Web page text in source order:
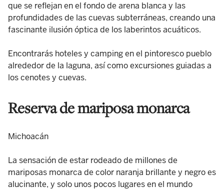
que se reflejan en el fondo de arena blanca y las
profundidades de las cuevas subterráneas, creando una
fascinante ilusión óptica de los laberintos acuáticos.
Encontrarás hoteles y camping en el pintoresco pueblo
alrededor de la laguna, así como excursiones guiadas a
los cenotes y cuevas.
Reserva de mariposa monarca
Michoacán
La sensación de estar rodeado de millones de
mariposas monarca de color naranja brillante y negro es
alucinante, y solo unos pocos lugares en el mundo